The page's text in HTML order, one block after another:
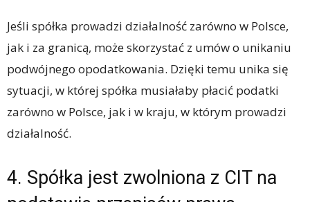
Jeśli spółka prowadzi działalność zarówno w Polsce,
jak i za granicą, może skorzystać z umów o unikaniu
podwójnego opodatkowania. Dzięki temu unika się
sytuacji, w której spółka musiałaby płacić podatki
zarówno w Polsce, jak i w kraju, w którym prowadzi
działalność.
4. Spółka jest zwolniona z CIT na